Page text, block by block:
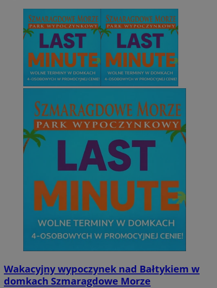
Wakacyjny wypoczynek nad Bałtykiem w
domkach Szmaragdowe Morze